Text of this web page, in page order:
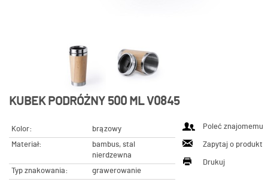
KUBEK PODRÓŻNY 500 ML V0845
Kolor:
brązowy
Materiał:
bambus, stal
nierdzewna
Typ znakowania:
grawerowanie
Poleć znajomemu
Zapytaj o produkt
Drukuj